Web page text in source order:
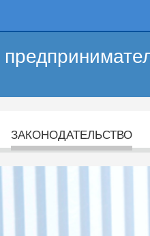
ЗАКОНОДАТЕЛЬСТВО